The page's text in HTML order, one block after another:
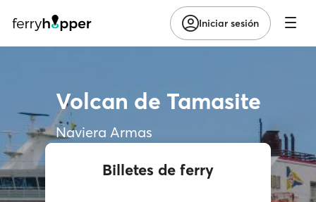
Iniciar sesión
Volcan de Tamasite
Naviera Armas
Billetes de ferry